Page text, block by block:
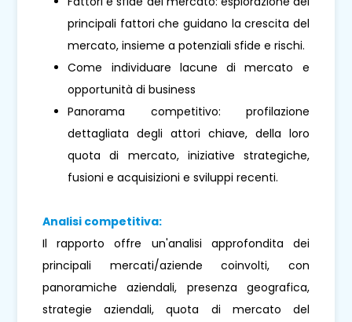
principali fattori che guidano la crescita del
mercato, insieme a potenziali sfide e rischi.
Come individuare lacune di mercato e
opportunità di business
Panorama competitivo: profilazione
dettagliata degli attori chiave, della loro
quota di mercato, iniziative strategiche,
fusioni e acquisizioni e sviluppi recenti.
Analisi competitiva:
Il rapporto offre un'analisi approfondita dei
principali mercati/aziende coinvolti, con
panoramiche aziendali, presenza geografica,
strategie aziendali, quota di mercato del